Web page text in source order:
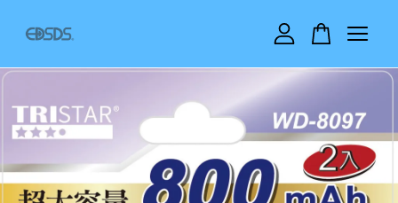
您的購物車目前還是空的。
繼續購物